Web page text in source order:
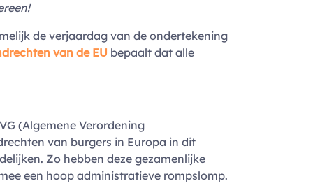
de verjaardag van de ondertekening
van de EU bepaalt dat alle
(Algemene Verordening
van burgers in Europa in dit
Zo hebben deze gezamenlijke
een hoop administratieve rompslomp.